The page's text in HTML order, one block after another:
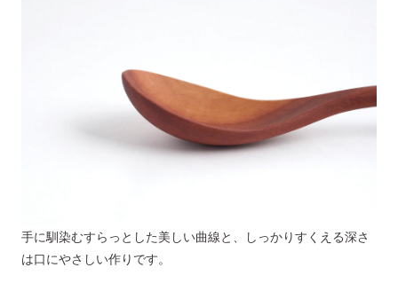
手に馴染むすらっとした美しい曲線と、しっかりすくえる深さ
は口にやさしい作りです。